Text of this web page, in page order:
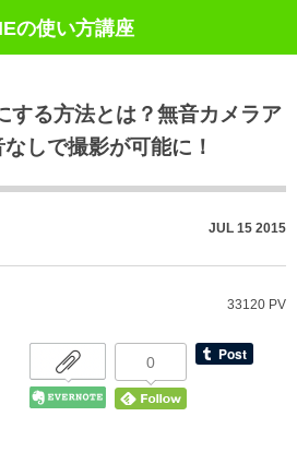
の使い方講座
する方法とは？無音カメラア
しで撮影が可能に！
JUL 15 2015
33120 PV
0